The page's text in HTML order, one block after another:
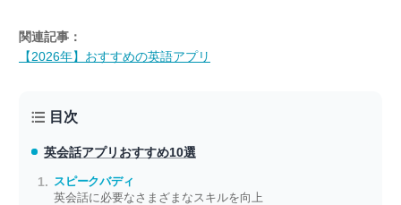
関連記事：
【2026年】おすすめの英語アプリ
目次
英会話アプリ おすすめ10選
スピークバディ
英会話に必要なさまざまなスキルを向上